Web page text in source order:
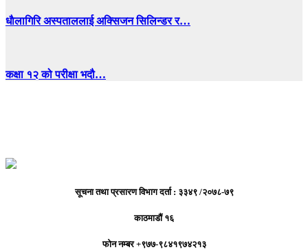
धाैलागिरि अस्पताललाई अक्सिजन सिलिन्डर र…
कक्षा १२ को परीक्षा भदौ…
सूचना तथा प्रसारण विभाग दर्ता : ३३४९ /२०७८-७९
काठमाडौं १६
फोन नम्बर +९७७-९८४१९७४२१३